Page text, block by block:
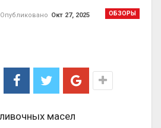
ОБЗОРЫ
Опубликовано Окт 27, 2025